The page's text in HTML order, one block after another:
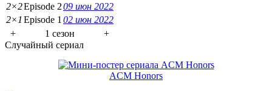
2×2Episode 209 июн 2022
2×1 Episode 1 02 июн 2022
+
1 сезон
+
Случайный сериал
ACM Honors